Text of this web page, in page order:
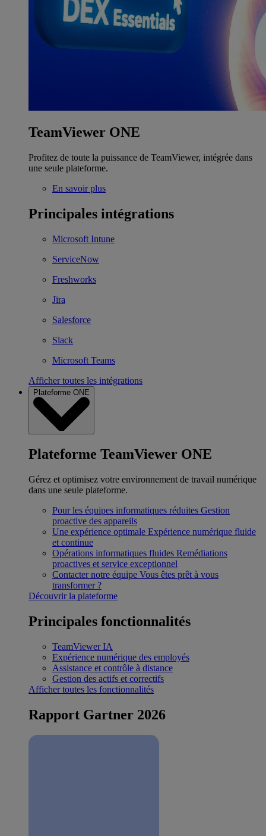
TeamViewer ONE
Profitez de toute la puissance de TeamViewer, intégrée dans
une seule plateforme.
En savoir plus
Principales intégrations
Microsoft Intune
ServiceNow
Freshworks
Jira
Salesforce
Slack
Microsoft Teams
Afficher toutes les intégrations
Plateforme ONE
Plateforme TeamViewer ONE
Gérez et optimisez votre environnement de travail numérique
dans une seule plateforme.
Pour les équipes informatiques réduites Gestion
proactive des appareils
Une expérience optimale Expérience numérique fluide
et continue
Opérations informatiques fluides Remédiations
proactives et service exceptionnel
Contacter notre équipe Vous êtes prêt à vous
transformer ?
Découvrir la plateforme
Principales fonctionnalités
TeamViewer IA
Expérience numérique des employés
Assistance et contrôle à distance
Gestion des actifs et correctifs
Afficher toutes les fonctionnalités
Rapport Gartner 2026